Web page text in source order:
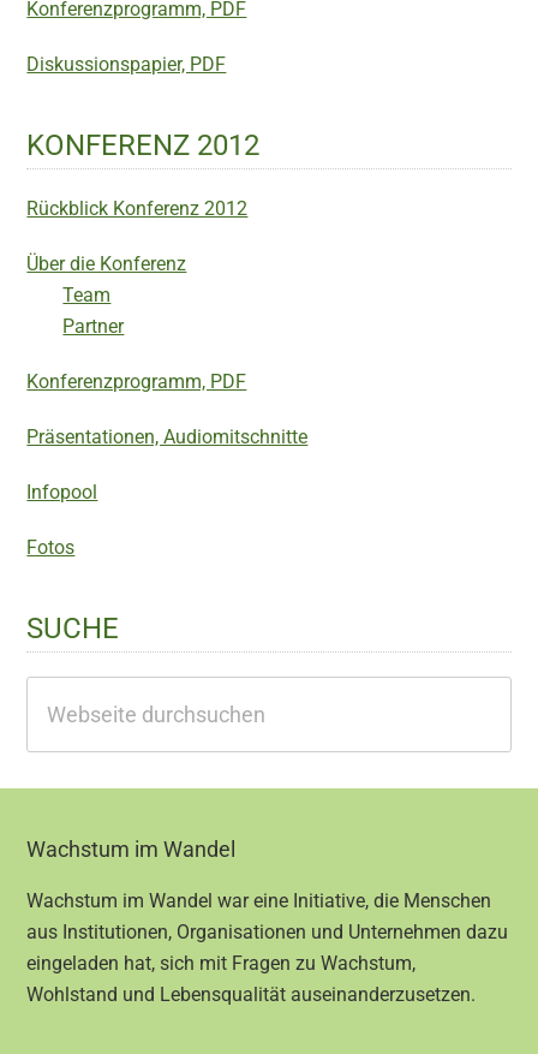
Konferenzprogramm, PDF
Diskussionspapier, PDF
KONFERENZ 2012
Rückblick Konferenz 2012
Über die Konferenz
Team
Partner
Konferenzprogramm, PDF
Präsentationen, Audiomitschnitte
Infopool
Fotos
SUCHE
durchsuchen
Footer
Wachstum im Wandel
Wachstum im Wandel war eine Initiative, die Menschen
aus Institutionen, Organisationen und Unternehmen dazu
eingeladen hat, sich mit Fragen zu Wachstum,
Wohlstand und Lebensqualität auseinanderzusetzen.